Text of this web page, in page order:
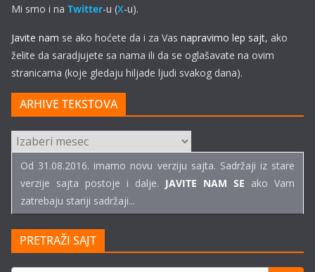
Mi smo i na Twitter-u (X-u).
Javite nam se ako hoćete da i za Vas napravimo lep sajt, ako
želite da saradjujete sa nama ili da se oglašavate na ovim
stranicama (koje gledaju hiljade ljudi svakog dana).
ARHIVE TEKSTOVA
ARHIVE
TEKSTOVA
Od 31.08.2016. imamo novu verziju sajta. Sadržaji iz stare
verzije sajta postoje i dalje. JAVITE NAM SE ako Vam
zatrebaju stariji sadržaji...
PRETRAŽI SAJT